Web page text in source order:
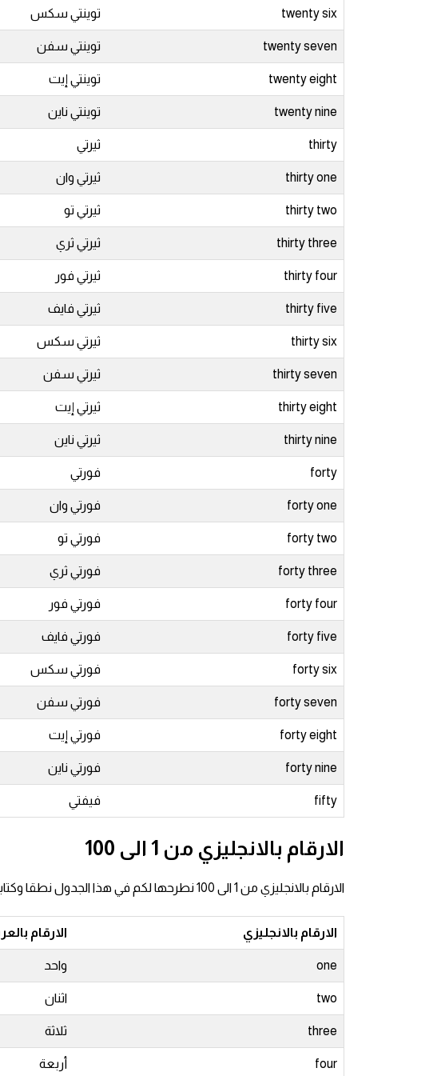
ايام الاسبوع بالانجليزي
عبارات انجليزية قصيرة عميقة
عبارات انجليزية قصيرة
ضمائر المفعول به
الحروف الانجليزية كبتل وسمول
twenty six توينتي سكس
twenty seven توينتي سفن
twenty eight توينتي إيت
twenty nine توينتي ناين
thirty ثيرتي
thirty one ثيرتي وان
thirty two ثيرتي تو
thirty three ثيرتي ثري
thirty four ثيرتي فور
thirty five ثيرتي فايف
thirty six ثيرتي سكس
thirty seven ثيرتي سفن
thirty eight ثيرتي إيت
thirty nine ثيرتي ناين
forty فورتي
forty one فورتي وان
forty two فورتي تو
forty three فورتي ثري
forty four فورتي فور
forty five فورتي فايف
forty six فورتي سكس
forty seven فورتي سفن
forty eight فورتي إيت
forty nine فورتي ناين
fifty فيفتي
الارقام بالانجليزي من 1 الى 100
الارقام بالانجليزي من 1 الى 100 نطرحها لكم في هذا الجدول نطقا وكتابة هيا بنا نتعرف عليها
الارقام بالانجليزي الارقام
one واحد
two اثنان
three ثلاثة
four أربعة